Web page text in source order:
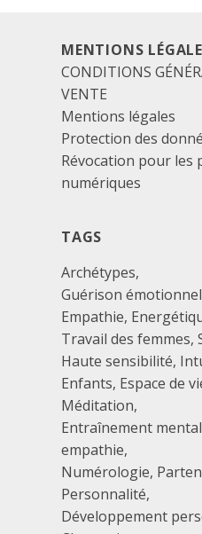
MENTIONS
CONDITIONS
VENTE
Mentions légales
Protection des
Révocation pour les
numériques
TAGS
Archétypes
Guérison
Empathie
Travail des femmes
Haute sensibilité
Enfants Espace de
Méditation
Entraînement
empathie
Numérologie
Personnalité
Développement